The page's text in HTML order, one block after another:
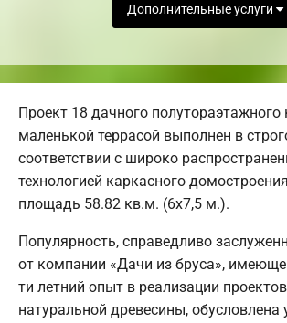
Дополнительные услуги
Проект 18 дачного полутораэтажного
маленькой террасой выполнен в
соответствии с широко
технологией каркасного
площадь 58.82 кв.м. (6х7,5 м.).
Популярность, справедливо
от компании «Дачи из бруса»,
ти летний опыт в реализации
натуральной древесины,